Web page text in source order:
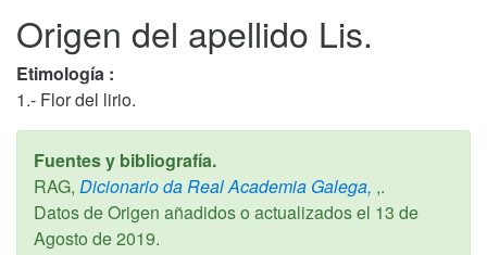
Origen del apellido Lis.
Etimología :
1.- Flor del lirio.
Fuentes y bibliografía.
RAG, Dicionario da Real Academia Galega, ,.
Datos de Origen añadidos o actualizados el 13 de
Agosto de 2019.